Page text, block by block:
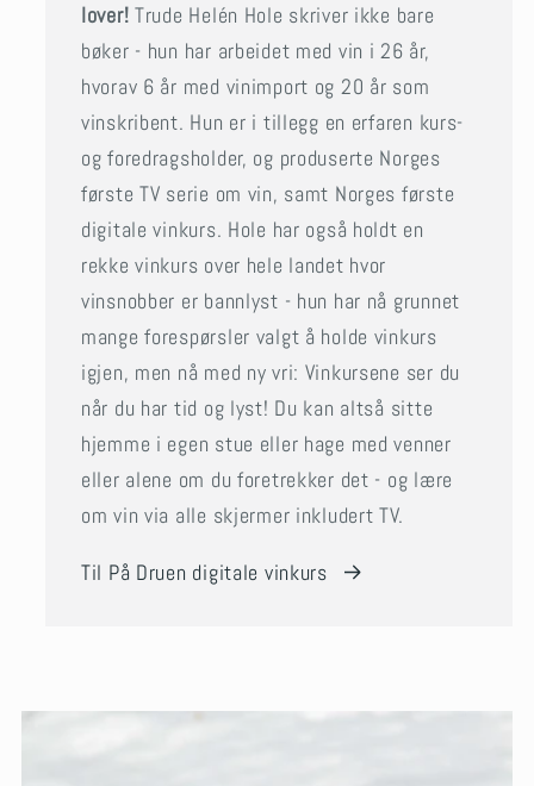
lover!Trude Helén Hole skriver ikke bare
bøker - hun har arbeidet med vin i 26 år,
hvorav 6 år med vinimport og 20 år som
vinskribent. Hun er i tillegg en erfaren kurs-
og foredragsholder, og produserte Norges
første TV serie om vin, samt Norges første
digitale vinkurs. Hole har også holdt en
rekke vinkurs over hele landet hvor
vinsnobber er bannlyst - hun har nå grunnet
mange forespørsler valgt å holde vinkurs
igjen, men nå med ny vri: Vinkursene ser du
når du har tid og lyst! Du kan altså sitte
hjemme i egen stue eller hage med venner
eller alene om du foretrekker det - og lære
om vin via alle skjermer inkludert TV.
Til På Druen digitale vinkurs